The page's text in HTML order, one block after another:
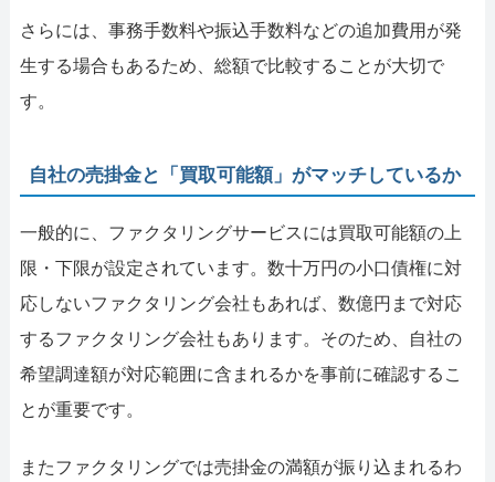
さらには、事務手数料や振込手数料などの追加費用が発
生する場合もあるため、総額で比較することが大切で
す。
自社の売掛金と「買取可能額」がマッチしているか
一般的に、ファクタリングサービスには買取可能額の上
限・下限が設定されています。数十万円の小口債権に対
応しないファクタリング会社もあれば、数億円まで対応
するファクタリング会社もあります。そのため、自社の
希望調達額が対応範囲に含まれるかを事前に確認するこ
とが重要です。
またファクタリングでは売掛金の満額が振り込まれるわ